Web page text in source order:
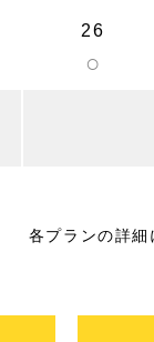
26
○
各プランの詳細